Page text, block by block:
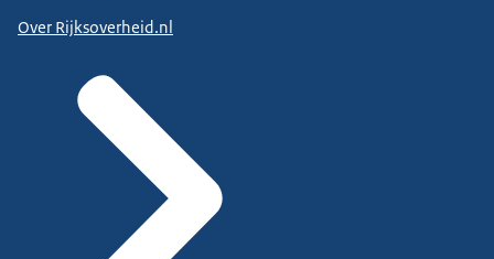
Over Rijksoverheid.nl